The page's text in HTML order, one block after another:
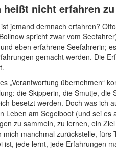
heißt nicht erfahren
jemand demnach erfahren?
spricht zwar vom
eben erfahrene Seefahrerin;
gemacht werden. Die
„Verantwortung übernehmen“
die Skipperin, die Smutje,
besetzt werden. Doch was ich
Leben am Segelboot (und sei
zu sammeln, zu lernen, ein
mich manchmal zurückstelle,
ist, jede lernt, jede Erfahrungen